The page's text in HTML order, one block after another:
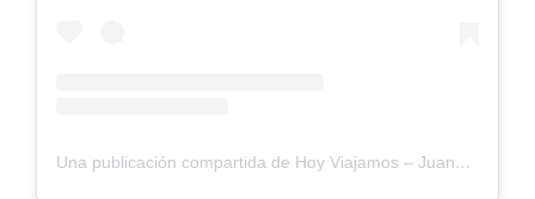
Una publicación compartida de Hoy Viajamos – Juanvi y Sandra (@hoyviajamos)